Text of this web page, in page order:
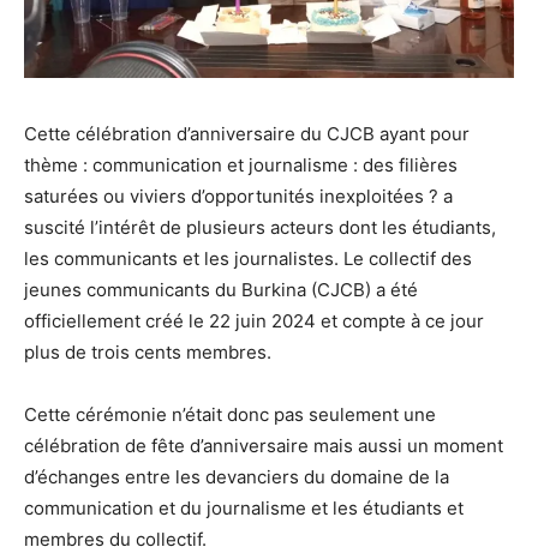
Cette célébration d’anniversaire du CJCB ayant pour
thème : communication et journalisme : des filières
saturées ou viviers d’opportunités inexploitées ? a
suscité l’intérêt de plusieurs acteurs dont les étudiants,
les communicants et les journalistes. Le collectif des
jeunes communicants du Burkina (CJCB) a été
officiellement créé le 22 juin 2024 et compte à ce jour
plus de trois cents membres.
Cette cérémonie n’était donc pas seulement une
célébration de fête d’anniversaire mais aussi un moment
d’échanges entre les devanciers du domaine de la
communication et du journalisme et les étudiants et
membres du collectif.